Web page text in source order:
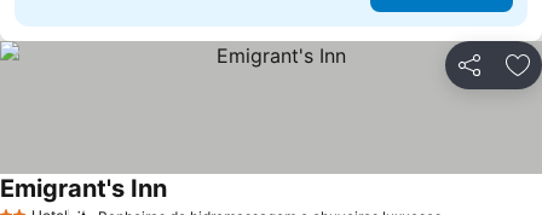
Partilhar
Emigrant's Inn